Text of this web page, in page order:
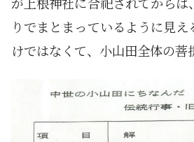
りでまとまっているように見
けではなくて、小山田全体の菩